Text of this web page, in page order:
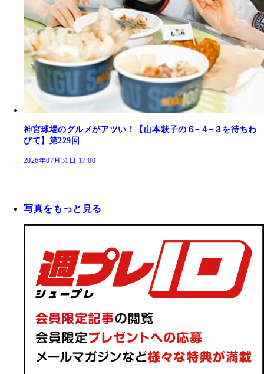
神宮球場のグルメがアツい！【山本萩子の６−４−３を待ちわ
びて】第229回
2026年07月31日 17:00
写真をもっと見る